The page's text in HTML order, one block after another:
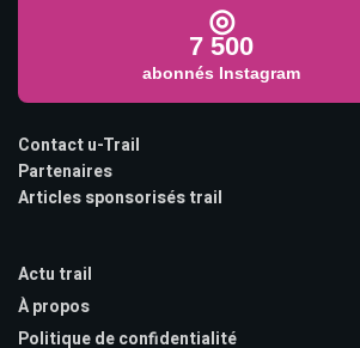
◎
7 500
abonnés Instagram
Contact u-Trail
Partenaires
Articles sponsorisés trail
Actu trail
À propos
Politique de confidentialité